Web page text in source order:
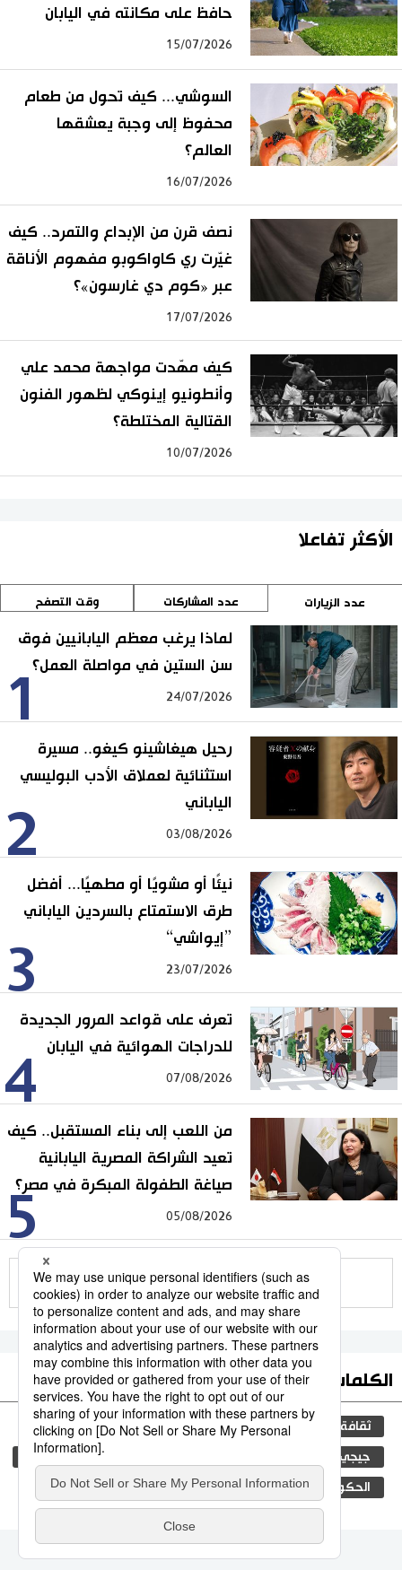
حافظ على مكانته في اليابان
15/07/2026
السوشي... كيف تحول من طعام
محفوظ إلى وجبة يعشقها
العالم؟
16/07/2026
نصف قرن من الإبداع والتمرد.. كيف
غيّرت ري كاواكوبو مفهوم الأناقة
عبر «كوم دي غارسون»؟
17/07/2026
كيف مهّدت مواجهة محمد علي
وأنطونيو إينوكي لظهور الفنون
القتالية المختلطة؟
10/07/2026
الأكثر تفاعلا
عدد الزيارات عدد المشاركات وقت التصفح
1
لماذا يرغب معظم اليابانيين فوق
سن الستين في مواصلة العمل؟
24/07/2026
2
رحيل هيغاشينو كيغو.. مسيرة
استثنائية لعملاق الأدب البوليسي
الياباني
03/08/2026
3
نيئًا أو مشويًا أو مطهيًا... أفضل
طرق الاستمتاع بالسردين الياباني
”إيواشي“
23/07/2026
4
تعرف على قواعد المرور الجديدة
للدراجات الهوائية في اليابان
07/08/2026
5
من اللعب إلى بناء المستقبل.. كيف
تعيد الشراكة المصرية اليابانية
صياغة الطفولة المبكرة في مصر؟
05/08/2026
للمزيد
الكلمات الأكثر بحثا
ثقافة التعليم الياباني اليابان مجتمع
جيجي برس المطبخ الياباني فن
الحكومة اليابانية تكنولوجيا